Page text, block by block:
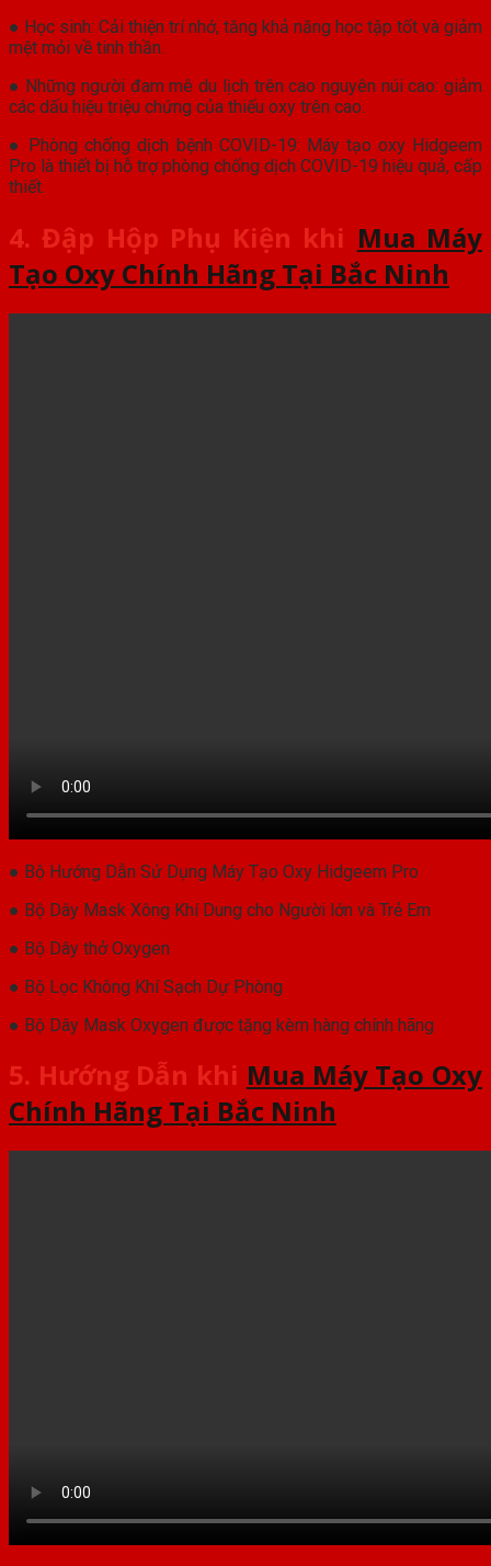
● Học sinh: Cải thiện trí nhớ, tăng khả năng học tập tốt và giảm
mệt mỏi về tinh thần.
● Những người đam mê du lịch trên cao nguyên núi cao: giảm
các dấu hiệu triệu chứng của thiếu oxy trên cao.
● Phòng chống dịch bệnh COVID-19: Máy tạo oxy Hidgeem
Pro là thiết bị hỗ trợ phòng chống dịch COVID-19 hiệu quả, cấp
thiết.
4. Đập Hộp Phụ Kiện khi Mua Máy
Tạo Oxy Chính Hãng Tại Bắc Ninh
● Bộ Hướng Dẫn Sử Dụng Máy Tạo Oxy Hidgeem Pro
● Bộ Dây Mask Xông Khí Dung cho Người lớn và Trẻ Em
● Bộ Dây thở Oxygen
● Bộ Lọc Không Khí Sạch Dự Phòng
● Bộ Dây Mask Oxygen được tặng kèm hàng chính hãng
5. Hướng Dẫn khi Mua Máy Tạo Oxy
Chính Hãng Tại Bắc Ninh